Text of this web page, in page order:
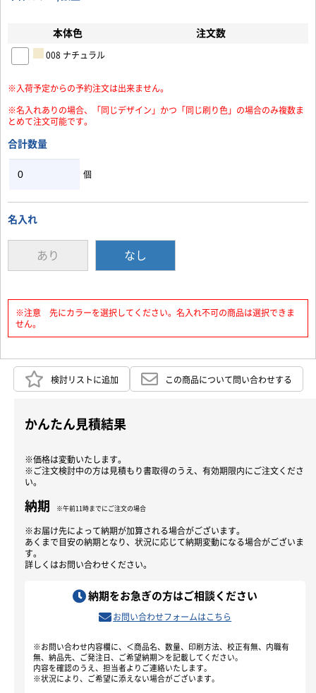
本体色 注文数
008 ナチュラル
※入荷予定からの予約注文は出来ません。
※名入れありの場合、「同じデザイン」かつ「同じ刷り色」の場合のみ複数ま
とめて注文可能です。
合計数量
個
名入れ
あり なし
※注意 先にカラーを選択してください。名入れ不可の商品は選択できま
せん。
検討リストに追加 この商品について問い合わせする
かんたん見積結果
※価格は変動いたします。
※ご注文検討中の方は見積もり書取得のうえ、有効期限内にご注文くださ
い。
納期 ※午前11時までにご注文の場合
※お届け先によって納期が加算される場合がございます。
あくまで目安の納期となり、状況に応じて納期変動になる場合がございま
す。
詳しくはお問い合わせください。
納期をお急ぎの方はご相談ください
お問い合わせフォームはこちら
※お問い合わせ内容欄に、＜商品名、数量、印刷方法、校正有無、内職有
無、納品先、ご発注日、ご希望納期＞を記載してください。
内容を確認のうえ、担当者よりご連絡いたします。
※状況により、ご希望に添えない場合がございます。